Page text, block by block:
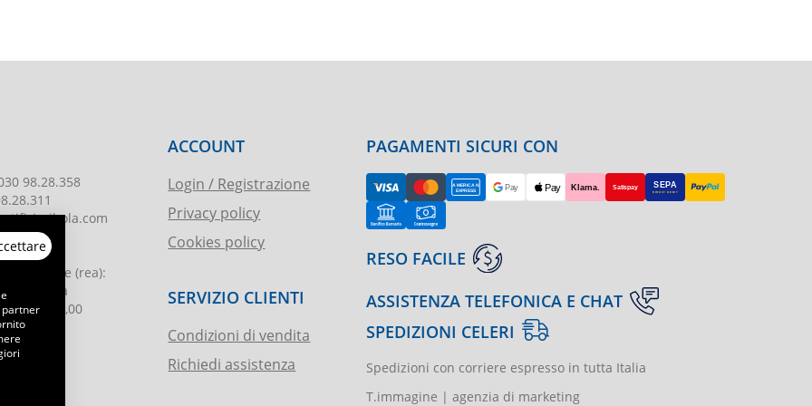
98.28.358
imprese (rea):
di Brescia
:€ 51.000,00
ACCOUNT
Login / Registrazione
Privacy policy
Cookies policy
SERVIZIO CLIENTI
Condizioni di vendita
Richiedi assistenza
PAGAMENTI SICURI CON
RESO FACILE
ASSISTENZA TELEFONICA E CHAT
SPEDIZIONI CELERI
Spedizioni con corriere espresso in tutta Italia
T.immagine | agenzia di marketing
partner